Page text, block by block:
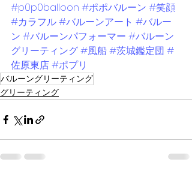
#p0p0balloon #ポポバルーン #笑顔
#カラフル#バルーンアート #バルー
ン #バルーンパフォーマー #バルーン
グリーティング#風船#茨城鑑定団 #
佐原東店#ポプリ
バルーングリーティング
グリーティング